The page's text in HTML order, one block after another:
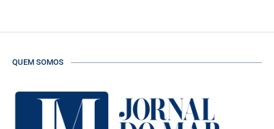
QUEM SOMOS